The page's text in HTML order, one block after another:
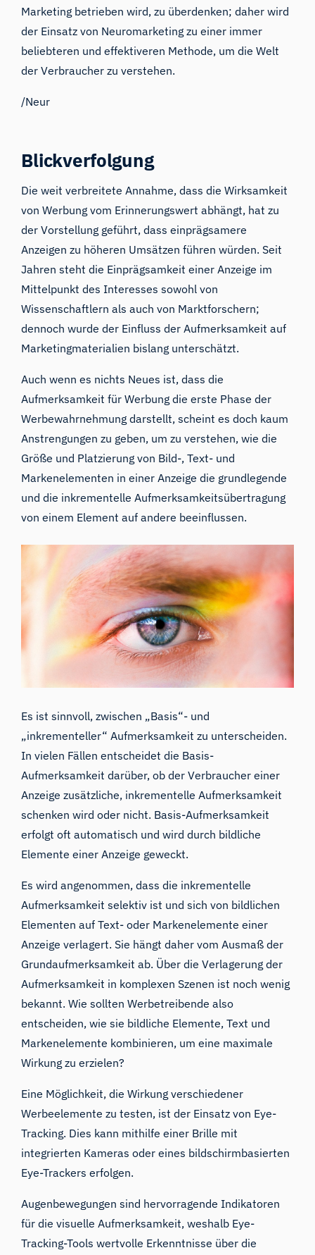
Marketing betrieben wird, zu überdenken; daher wird
der Einsatz von Neuromarketing zu einer immer
beliebteren und effektiveren Methode, um die Welt
der Verbraucher zu verstehen.
/Neur
Blickverfolgung
Die weit verbreitete Annahme, dass die Wirksamkeit
von Werbung vom Erinnerungswert abhängt, hat zu
der Vorstellung geführt, dass einprägsamere
Anzeigen zu höheren Umsätzen führen würden. Seit
Jahren steht die Einprägsamkeit einer Anzeige im
Mittelpunkt des Interesses sowohl von
Wissenschaftlern als auch von Marktforschern;
dennoch wurde der Einfluss der Aufmerksamkeit auf
Marketingmaterialien bislang unterschätzt.
Auch wenn es nichts Neues ist, dass die
Aufmerksamkeit für Werbung die erste Phase der
Werbewahrnehmung darstellt, scheint es doch kaum
Anstrengungen zu geben, um zu verstehen, wie die
Größe und Platzierung von Bild-, Text- und
Markenelementen in einer Anzeige die grundlegende
unddie inkrementelleAufmerksamkeitsübertragung
von einem Element auf andere beeinflussen.
Es ist sinnvoll, zwischen „Basis“- und
„inkrementeller“ Aufmerksamkeit zu unterscheiden.
In vielen Fällen entscheidet die Basis-
Aufmerksamkeit darüber, ob der Verbraucher einer
Anzeige zusätzliche, inkrementelle Aufmerksamkeit
schenken wird oder nicht. Basis-Aufmerksamkeit
erfolgt oft automatisch und wird durch bildliche
Elemente einer Anzeige geweckt.
Es wird angenommen, dass die inkrementelle
Aufmerksamkeit selektiv ist und sich von bildlichen
Elementen auf Text- oder Markenelemente einer
Anzeige verlagert. Sie hängt daher vom Ausmaß der
Grundaufmerksamkeit ab. Über die Verlagerung der
Aufmerksamkeit in komplexen Szenen ist noch wenig
bekannt. Wie sollten Werbetreibende also
entscheiden, wie sie bildliche Elemente, Text und
Markenelemente kombinieren, um eine maximale
Wirkung zu erzielen?
Eine Möglichkeit, die Wirkung verschiedener
Werbeelemente zu testen, ist der Einsatz von Eye-
Tracking. Dies kann mithilfeeiner Brille mit
integrierten Kameras oder eines bildschirmbasierten
Eye-Trackers erfolgen.
Augenbewegungen sind hervorragende Indikatoren
für die visuelle Aufmerksamkeit, weshalb Eye-
Tracking-Tools wertvolle Erkenntnisse über die